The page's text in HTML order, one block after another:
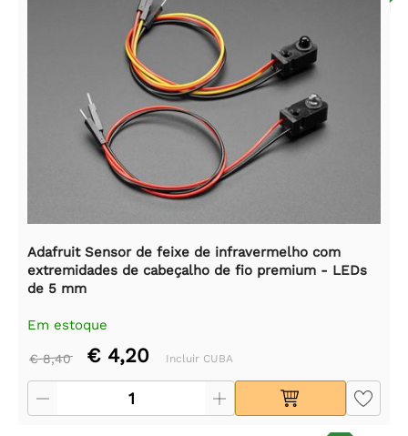
Adafruit Sensor de feixe de infravermelho com
extremidades de cabeçalho de fio premium - LEDs
de 5 mm
Em estoque
€ 8,40 € 4,20 Incluir CUBA